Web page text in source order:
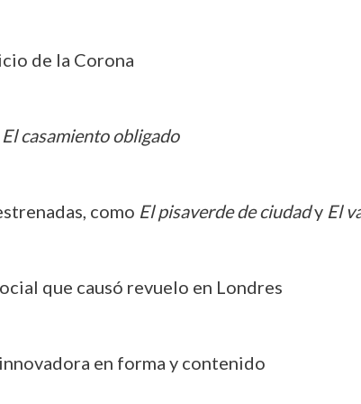
de la Corona
El casamiento obligado
como El pisaverde de ciudady El
que causó revuelo en Londres
en forma y contenido